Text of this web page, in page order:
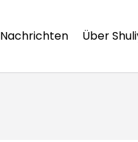
Nachrichten Über